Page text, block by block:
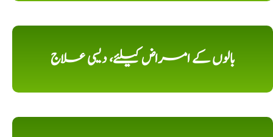
بالوں کے امراض کیلئے، دیسی علاج